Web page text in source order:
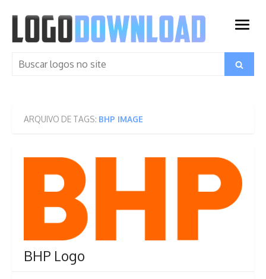
content
open
Search
Search
ARQUIVO DE TAGS: BHP IMAGE
BHP Logo